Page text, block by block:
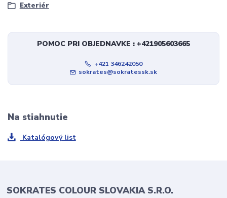
Exteriér
POMOC PRI OBJEDNAVKE : +421905603665
+421 346242050
sokrates@sokratessk.sk
Na stiahnutie
Katalógový list
SOKRATES COLOUR SLOVAKIA S.R.O.